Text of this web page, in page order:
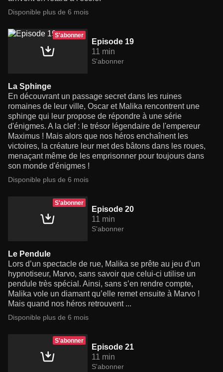
Disponible plus de 6 mois
S'abonner
Episode 19
11 min
S'abonner
La Sphinge
En découvrant un passage secret dans les ruines
romaines de leur ville, Oscar et Malika rencontrent une
sphinge qui leur propose de répondre à une série
d'énigmes. A la clef : le trésor légendaire de l'empereur
Maximus ! Mais alors que nos héros enchaînent les
victoires, la créature leur met des bâtons dans les roues,
menaçant même de les emprisonner pour toujours dans
son monde d'énigmes !
Disponible plus de 6 mois
S'abonner
Episode 20
11 min
S'abonner
Le Pendule
Lors d’un spectacle de rue, Malika se prête au jeu d’un
hypnotiseur, Marvo, sans savoir que celui-ci utilise un
pendule très spécial. Ainsi, sans s’en rendre compte,
Malika vole un diamant qu’elle remet ensuite à Marvo !
Mais quand nos héros retrouvent ...
Disponible plus de 6 mois
S'abonner
Episode 21
11 min
S'abonner